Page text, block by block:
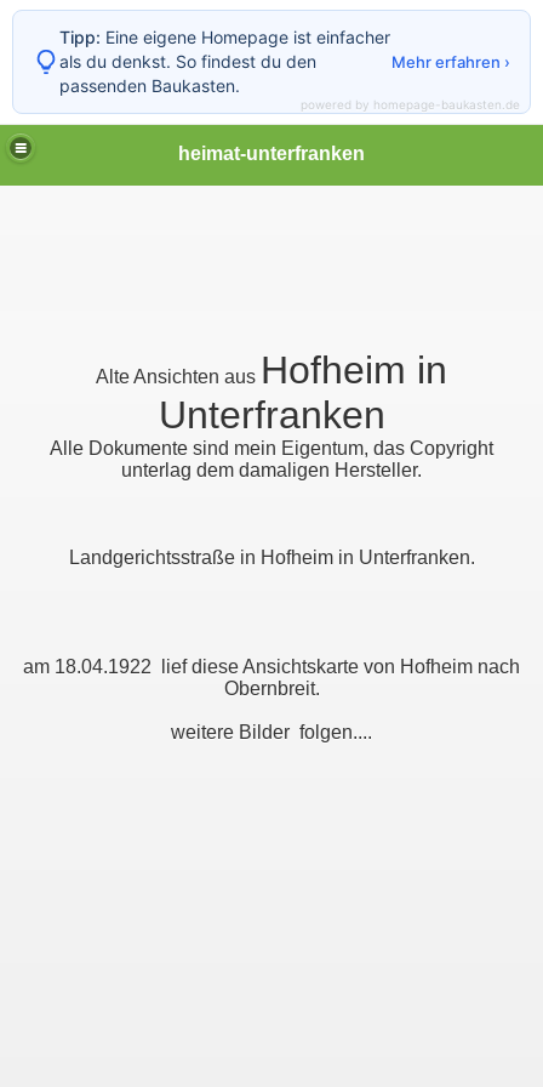
heimat-unterfranken
Alte Ansichten aus Hofheim in
Unterfranken
Alle Dokumente sind mein Eigentum, das Copyright
unterlag dem damaligen Hersteller.
Landgerichtsstraße in Hofheim in Unterfranken.
am 18.04.1922 lief diese Ansichtskarte von Hofheim nach
Obernbreit.
weitere Bilder folgen....
Tipp: Eine eigene Homepage ist einfacher
als du denkst. So findest du den
passenden Baukasten.
Mehr erfahren ›
powered by homepage-baukasten.de